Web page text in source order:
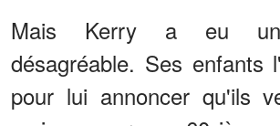
Mais Kerry a eu
désagréable. Ses enfants
pour lui annoncer qu'ils